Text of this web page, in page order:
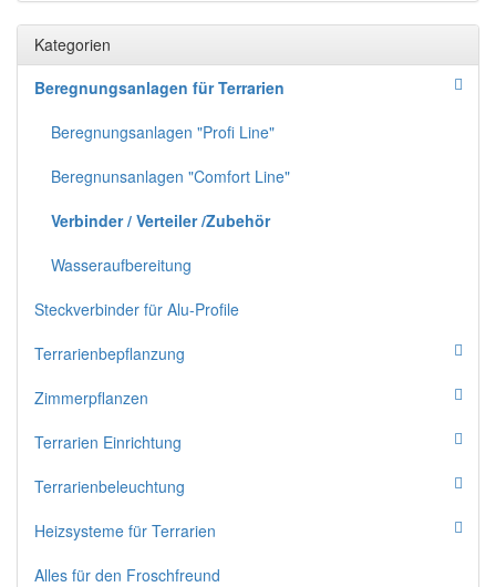
Kategorien
Beregnungsanlagen für Terrarien
Beregnungsanlagen "Profi Line"
Beregnunsanlagen "Comfort Line"
Verbinder / Verteiler /Zubehör
Wasseraufbereitung
Steckverbinder für Alu-Profile
Terrarienbepflanzung
Zimmerpflanzen
Terrarien Einrichtung
Terrarienbeleuchtung
Heizsysteme für Terrarien
Alles für den Froschfreund